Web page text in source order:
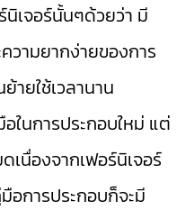
เจอร์นั้นๆด้วยว่า มี
วามยากง่ายของการ
ายใช้เวลานาน
ในการประกอบใหม่ แต่
นื่องจากเฟอร์นิเจอร์
อการประกอบก็จะมี